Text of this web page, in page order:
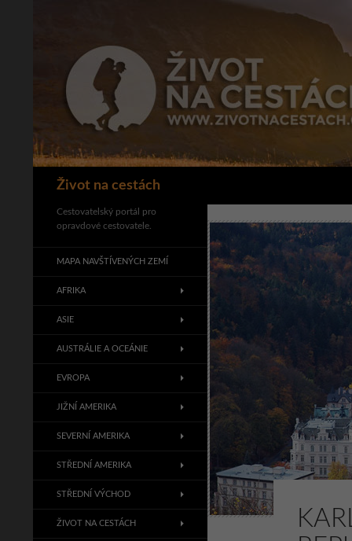
Život na cestách
Hledat
Cestovatelský portál pro
opravdové cestovatele.
MAPA NAVŠTÍVENÝCH ZEMÍ
AFRIKA
ASIE
AUSTRÁLIE A OCEÁNIE
EVROPA
JIŽNÍ AMERIKA
SEVERNÍ AMERIKA
STŘEDNÍ AMERIKA
STŘEDNÍ VÝCHOD
ŽIVOT NA CESTÁCH